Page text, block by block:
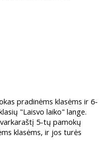
pradinėms klasėms ir 6-
"Laisvo laiko" lange.
5-tų pamokų
klasėms, ir jos turės